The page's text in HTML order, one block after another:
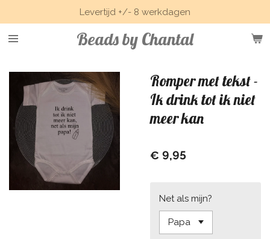
direct
naar
hoofdinhoud
Beads by Chantal
Levertijd +/- 8 werkdagen
Romper met tekst -
Ik drink tot ik niet
meer kan
€ 9,95
Net als mijn?